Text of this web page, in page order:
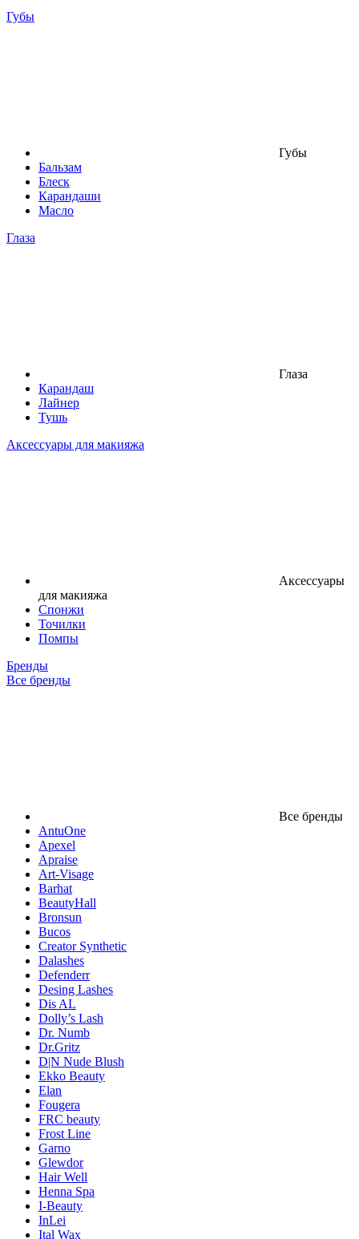
Губы
Губы
Бальзам
Блеск
Карандаши
Масло
Глаза
Глаза
Карандаш
Лайнер
Тушь
Аксессуары для макияжа
Аксессуары
для макияжа
Спонжи
Точилки
Помпы
Бренды
Все бренды
Все бренды
AntuOne
Apexel
Apraise
Art-Visage
Barhat
BeautyHall
Bronsun
Bucos
Creator Synthetic
Dalashes
Defenderr
Desing Lashes
Dis AL
Dolly’s Lash
Dr. Numb
Dr.Gritz
D|N Nude Blush
Ekko Beauty
Elan
Fougera
FRC beauty
Frost Line
Garno
Glewdor
Hair Well
Henna Spa
I-Beauty
InLei
Ital Wax